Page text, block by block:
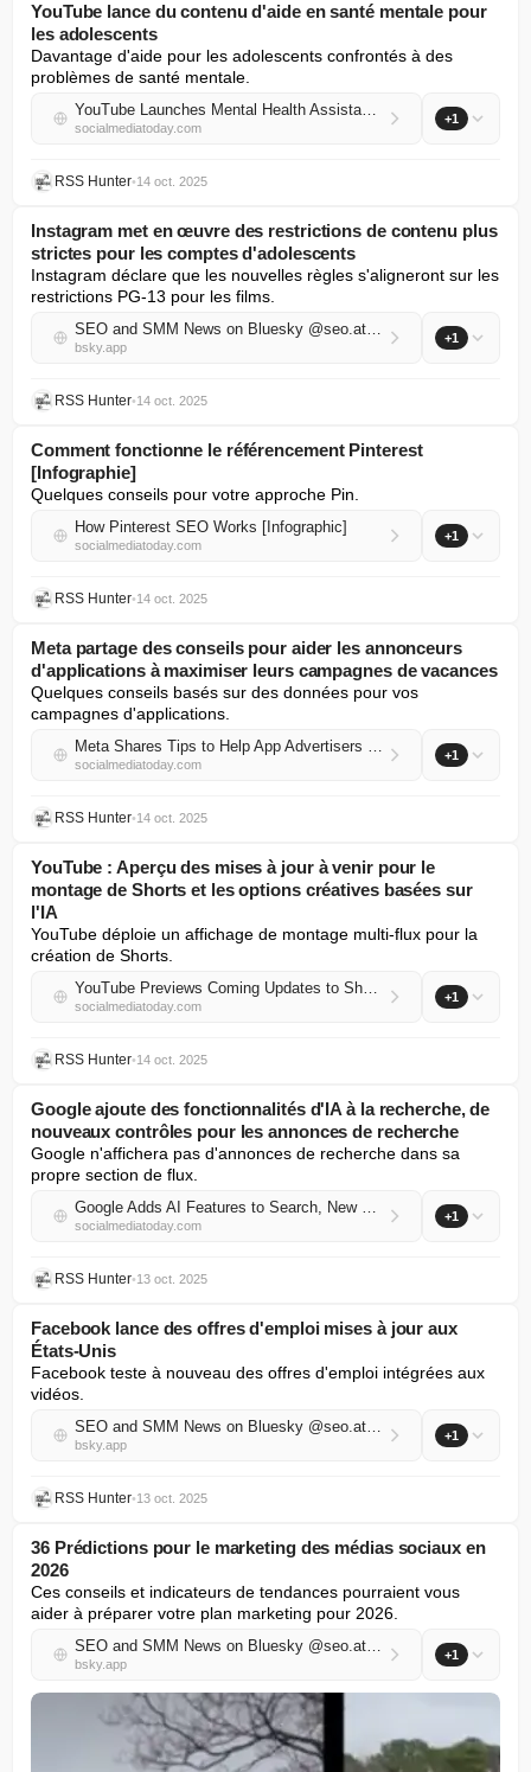
YouTube lance du contenu d'aide en santé mentale pour
les adolescents
Davantage d'aide pour les adolescents confrontés à des
problèmes de santé mentale.
YouTube Launches Mental Health Assistance Content for Teens
socialmediatoday.com
+1
RSS Hunter•14 oct. 2025
Instagram met en œuvre des restrictions de contenu plus
strictes pour les comptes d'adolescents
Instagram déclare que les nouvelles règles s'aligneront sur les
restrictions PG-13 pour les films.
SEO and SMM News on Bluesky @seo.at.thenote.app
bsky.app
+1
RSS Hunter•14 oct. 2025
Comment fonctionne le référencement Pinterest
[Infographie]
Quelques conseils pour votre approche Pin.
How Pinterest SEO Works [Infographic]
socialmediatoday.com
+1
RSS Hunter•14 oct. 2025
Meta partage des conseils pour aider les annonceurs
d'applications à maximiser leurs campagnes de vacances
Quelques conseils basés sur des données pour vos
campagnes d'applications.
Meta Shares Tips to Help App Advertisers Maximize Their Holiday Campaigns
socialmediatoday.com
+1
RSS Hunter•14 oct. 2025
YouTube : Aperçu des mises à jour à venir pour le
montage de Shorts et les options créatives basées sur
l'IA
YouTube déploie un affichage de montage multi-flux pour la
création de Shorts.
YouTube Previews Coming Updates to Shorts Editing, AI Creative Options
socialmediatoday.com
+1
RSS Hunter•14 oct. 2025
Google ajoute des fonctionnalités d'IA à la recherche, de
nouveaux contrôles pour les annonces de recherche
Google n'affichera pas d'annonces de recherche dans sa
propre section de flux.
Google Adds AI Features to Search, New Search Ads Controls
socialmediatoday.com
+1
RSS Hunter•13 oct. 2025
Facebook lance des offres d'emploi mises à jour aux
États-Unis
Facebook teste à nouveau des offres d'emploi intégrées aux
vidéos.
SEO and SMM News on Bluesky @seo.at.thenote.app
bsky.app
+1
RSS Hunter•13 oct. 2025
36 Prédictions pour le marketing des médias sociaux en
2026
Ces conseils et indicateurs de tendances pourraient vous
aider à préparer votre plan marketing pour 2026.
SEO and SMM News on Bluesky @seo.at.thenote.app
bsky.app
+1